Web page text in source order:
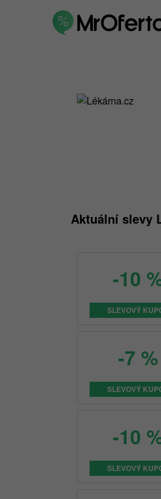
Aktuální slevy
-10
SLEVOVÝ
-7 %
SLEVOVÝ
-10
SLEVOVÝ